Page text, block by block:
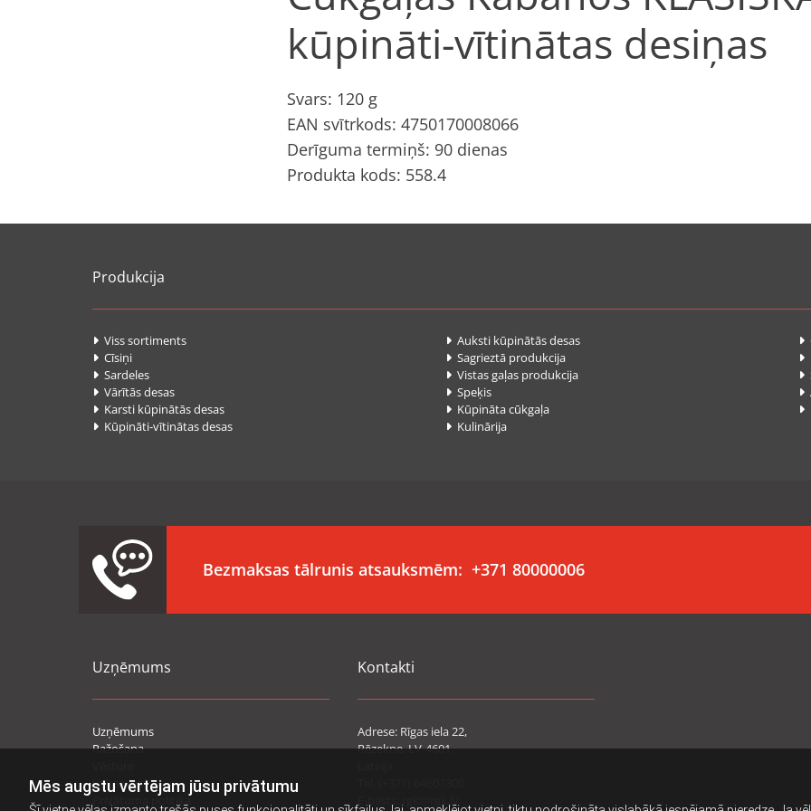
Mēs augstu vērtējam jūsu privātumu
kūpināti-vītinātas desiņas
Svars: 120 g
EAN svītrkods: 4750170008066
Derīguma termiņš: 90 dienas
Produkta kods: 558.4
Produkcija
 Viss sortiments
 Cīsiņi
 Sardeles
 Vārītās desas
 Karsti kūpinātās desas
 Kūpināti-vītinātas desas
Auksti kūpinātās desas
Sagrieztā produkcija
Vistas gaļas produkcija
Speķis
Kūpināta cūkgaļa
Kulinārija





Bezmaksas tālrunis atsauksmēm:+371 80000006
Uzņēmums
Uzņēmums
Ražošana
Vakances
Privātuma politika
Kontakti
Adrese: Rīgas iela 22,
Rēzekne, LV-4601,